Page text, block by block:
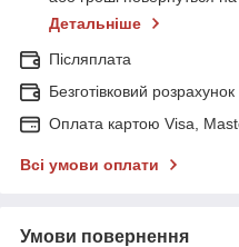
Детальніше
Післяплата
Безготівковий
Оплата картою Visa,
Всі умови оплати
Умови повернення